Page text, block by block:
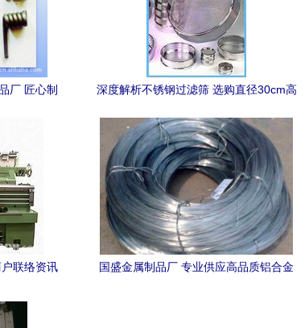
厂 匠心制
深度解析不锈钢过滤筛 选购直径30cm高
联络资讯
国盛金属制品厂 专业供应高品质铝合金